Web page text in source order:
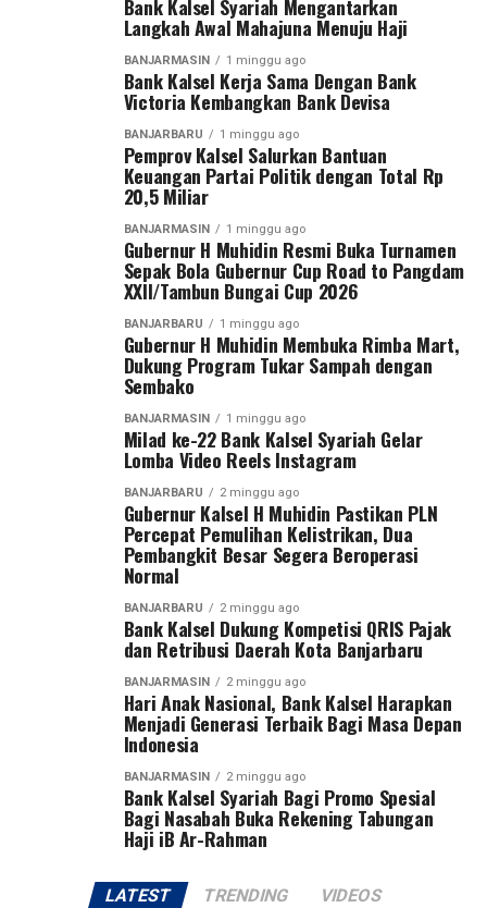
Dengan mengucapkan Bismillahirrahmanirrahim,
Gubernur H. Muhidin secara resmi membuka Turnamen
Sepak Bola Gubernur Cup Road to Pangdam
XXII/Tambun Bungai Cup 2026.
Sementara itu, Pangdam XXII/Tambun Bungai Mayjen
TNI Zainal Arifin menegaskan turnamen ini merupakan
langkah nyata Kodam XXII/Tambun Bungai dalam
membangun ekosistem pembinaan sepak bola di dua
wilayah yang berada di bawah tanggung jawabnya, yakni
Kalimantan Selatan dan Kalimantan Tengah.
sekitar satu tahun, diperlukan wadah kompetisi yang
mampu menjaring talenta-talenta muda terbaik.
“Karena kita baru berdiri sekitar satu tahun dan
memiliki dua wilayah, yaitu Kalimantan Tengah dan
Kalimantan Selatan. Oleh karena itu, kami menggelar
turnamen sepak bola ini untuk mencari bibit-bibit anak
muda dari kedua provinsi tersebut,” ujar Pangdam Zainal
Pangdam menegaskan sepak bola bukan hanya olahraga
yang paling digemari masyarakat, tetapi juga sarana
membentuk karakter generasi muda melalui nilai
Turnamen ini diikuti 27 tim, terdiri dari 13 klub asal
Kalimantan Selatan dan 14 klub asal Kalimantan
Tengah. Dua tim terbaik dari masing-masing provinsi
akan melaju ke putaran final Pangdam XXII/Tambun
Bungai Cup 2026 yang dijadwalkan berlangsung di
Stadion Sangga Buana, Kalimantan Tengah, pada 6–8
dan menjadi generasi terbaik bagi masa depan
Indonesia,” demikian pesan Bank Kalsel. [adv/riv]
Post Views: 36
Sebarkan
WhatsApp 0
Messenger 0 Twitter 0
Bank Kalsel Syariah Mengantarkan
Langkah Awal Mahajuna Menuju Haji
BANJARMASIN 1 minggu ago
Bank Kalsel Kerja Sama Dengan Bank
Victoria Kembangkan Bank Devisa
BANJARBARU 1 minggu ago
Pemprov Kalsel Salurkan Bantuan
Keuangan Partai Politik dengan Total Rp
20,5 Miliar
BANJARMASIN 1 minggu ago
Gubernur H Muhidin Resmi Buka Turnamen
Sepak Bola Gubernur Cup Road to Pangdam
XXII/Tambun Bungai Cup 2026
BANJARBARU 1 minggu ago
Gubernur H Muhidin Membuka Rimba Mart,
Dukung Program Tukar Sampah dengan
Sembako
BANJARMASIN 1 minggu ago
Milad ke-22 Bank Kalsel Syariah Gelar
Lomba Video Reels Instagram
BANJARBARU 2 minggu ago
Gubernur Kalsel H Muhidin Pastikan PLN
Percepat Pemulihan Kelistrikan, Dua
Pembangkit Besar Segera Beroperasi
Normal
BANJARBARU 2 minggu ago
Bank Kalsel Dukung Kompetisi QRIS Pajak
dan Retribusi Daerah Kota Banjarbaru
BANJARMASIN 2 minggu ago
Hari Anak Nasional, Bank Kalsel Harapkan
Menjadi Generasi Terbaik Bagi Masa Depan
Indonesia
BANJARMASIN 2 minggu ago
Bank Kalsel Syariah Bagi Promo Spesial
Bagi Nasabah Buka Rekening Tabungan
Haji iB Ar-Rahman
LATEST TRENDING VIDEOS